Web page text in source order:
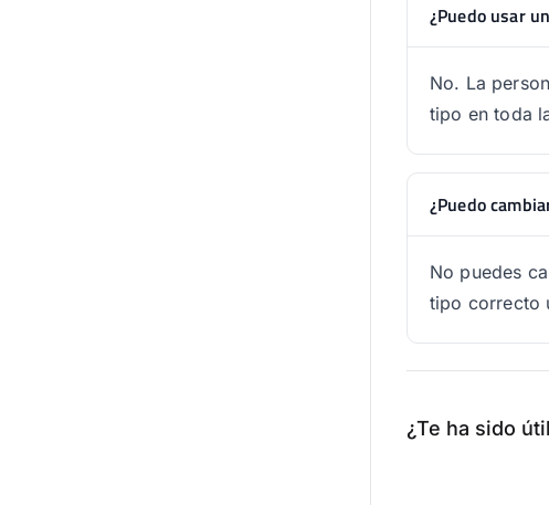
¿Puedo usar
No. La
tipo en toda
¿Puedo
No puedes
tipo correcto
¿Te ha sido